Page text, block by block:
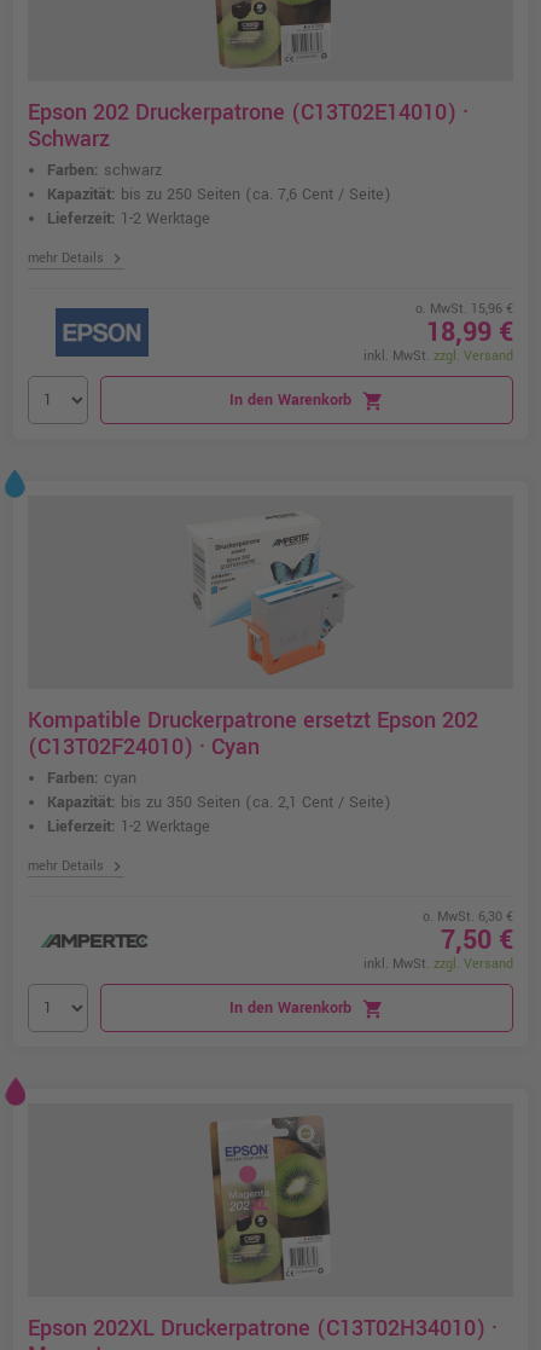
Epson 202 Druckerpatrone (C13T02E14010) ·
Schwarz
Farben: schwarz
Kapazität: bis zu 250 Seiten (ca. 7,6 Cent / Seite)
Lieferzeit: 1-2 Werktage
mehr Details chevron_right
o. MwSt. 15,96 €
18,99 €
inkl. MwSt. zzgl. Versand
In den Warenkorb shopping_cart
Kompatible Druckerpatrone ersetzt Epson 202
(C13T02F24010) · Cyan
Farben: cyan
Kapazität: bis zu 350 Seiten (ca. 2,1 Cent / Seite)
Lieferzeit: 1-2 Werktage
mehr Details chevron_right
o. MwSt. 6,30 €
7,50 €
inkl. MwSt. zzgl. Versand
In den Warenkorb shopping_cart
Epson 202XL Druckerpatrone (C13T02H34010) ·